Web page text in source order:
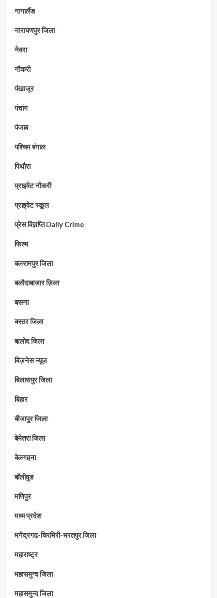
नागालैंड
नारायणपुर जिला
नेवरा
नौकरी
पंखाजूर
पंचांग
पंजाब
पश्चिम बंगाल
पिथौरा
प्राइवेट नौकरी
प्राइवेट स्कूल
प्रेस विज्ञप्ति Daily Crime
फिल्म
बलरामपुर जिला
बलौदाबाजार ज़िला
बसना
बस्तर जिला
बालोद जिला
बिज़नेस न्यूज़
बिलासपुर जिला
बिहार
बीजापुर जिला
बेमेतरा जिला
बेलगहना
बॉलीवुड
मणिपुर
मध्‍य प्रदेश
मनेंद्रगढ-चिरमिरी-भरतपुर जिला
महाराष्‍ट्र
महासमुन्द जिला
महासमुन्द जिला